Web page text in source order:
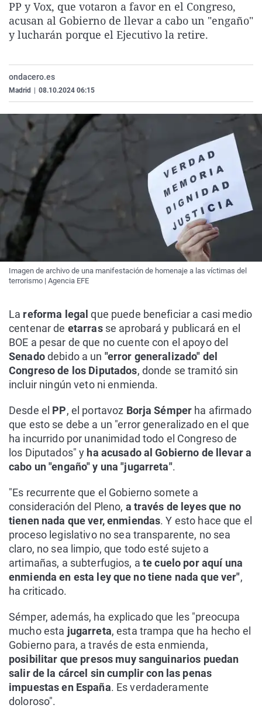
La rosa de los vientos
Gente viajera
Caso
Retornados
Extremadura
Galicia
Virales
Televisión
PP y Vox, que votaron a favor en el Congreso,
acusan al Gobierno de llevar a cabo un "engaño"
y lucharán porque el Ejecutivo la retire.
ondacero.es
Madrid 08.10.2024 06:15
Imagen de archivo de una manifestación de homenaje a las víctimas del
terrorismo | Agencia EFE
La reforma legal que puede beneficiar a casi medio
centenar de etarras se aprobará y publicará en el
BOE a pesar de que no cuente con el apoyo del
Senadodebido a un "error generalizado" del
Congreso de los Diputados, donde se tramitó sin
incluir ningún veto ni enmienda.
Desde el PP, el portavoz Borja Sémper ha afirmado
que esto se debe a un "error generalizado en el que
ha incurrido por unanimidad todo el Congreso de
los Diputados" y ha acusado al Gobierno de llevar a
cabo un "engaño" y una "jugarreta".
"Es recurrente que el Gobierno somete a
consideración del Pleno, a través de leyes que no
tienen nada que ver, enmiendas. Y esto hace que el
proceso legislativo no sea transparente, no sea
claro, no sea limpio, que todo esté sujeto a
artimañas, a subterfugios, ate cuelo por aquí una
enmienda en esta ley que no tiene nada que ver",
ha criticado.
Sémper, además, ha explicado que les "preocupa
mucho esta jugarreta, esta trampa que ha hecho el
Gobierno para, a través de esta enmienda,
posibilitar que presos muy sanguinarios puedan
salir de la cárcel sin cumplir con las penas
impuestas en España. Es verdaderamente
doloroso".